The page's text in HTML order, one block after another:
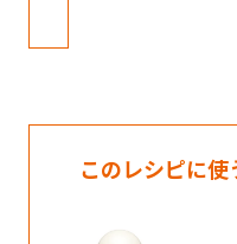
このレシピに使